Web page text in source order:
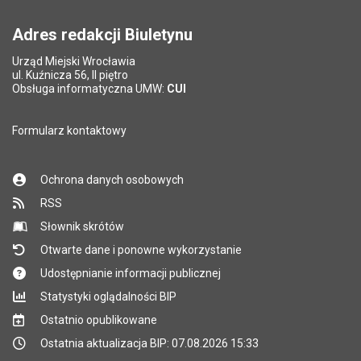
*
Pole wymagane
Adres redakcji Biuletynu
Urząd Miejski Wrocławia
ul. Kuźnicza 56, II piętro
Obsługa informatyczna UMW: CUI
Formularz kontaktowy
Ochrona danych osobowych
RSS
Słownik skrótów
Otwarte dane i ponowne wykorzystanie
Udostępnianie informacji publicznej
Statystyki oglądalności BIP
Ostatnio opublikowane
Ostatnia aktualizacja BIP: 07.08.2026 15:33